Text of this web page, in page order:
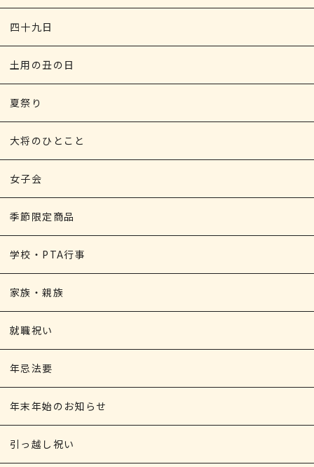
四十九日
土用の丑の日
夏祭り
大将のひとこと
女子会
季節限定商品
学校・PTA行事
家族・親族
就職祝い
年忌法要
年末年始のお知らせ
引っ越し祝い